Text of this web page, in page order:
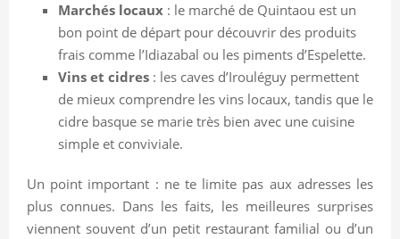
Marchés locaux : le marché de Quintaou est un
bon point de départ pour découvrir des produits
frais comme l’Idiazabal ou les piments d’Espelette.
Vins et cidres : les caves d’Irouléguy permettent
de mieux comprendre les vins locaux, tandis que le
cidre basque se marie très bien avec une cuisine
simple et conviviale.
Un point important : ne te limite pas aux adresses les
plus connues. Dans les faits, les meilleures surprises
viennent souvent d’un petit restaurant familial ou d’un